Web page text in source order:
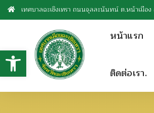
เทศบาลฉะเชิงเทรา ถนนจุลละนันทน์ ต.หน้าเมือง
หน้าแรก
ติดต่อเรา.
Open toolbar